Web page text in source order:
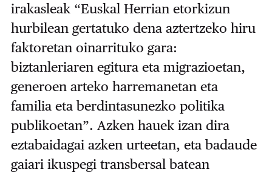
irakasleak “Euskal Herrian etorkizun
hurbilean gertatuko dena aztertzeko hiru
faktoretan oinarrituko gara:
biztanleriaren egitura eta migrazioetan,
generoen arteko harremanetan eta
familia eta berdintasunezko politika
publikoetan”. Azken hauek izan dira
eztabaidagai azken urteetan, eta badaude
gaiari ikuspegi transbersal batean